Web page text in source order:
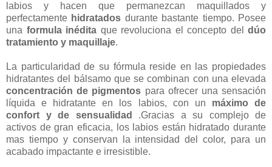
labios y hacen que permanezcan maquillados y
perfectamente hidratados durante bastante tiempo. Posee
una formula inédita que revoluciona el concepto del dúo
tratamiento y maquillaje.
La particularidad de su fórmula reside en las propiedades
hidratantes del bálsamo que se combinan con una elevada
concentración de pigmentos para ofrecer una sensación
líquida e hidratante en los labios, con un máximo de
confort y de sensualidad
.Gracias a su complejo de
activos de gran eficacia, los labios están hidratado durante
mas tiempo y conservan la intensidad del color, para un
acabado impactante e irresistible.